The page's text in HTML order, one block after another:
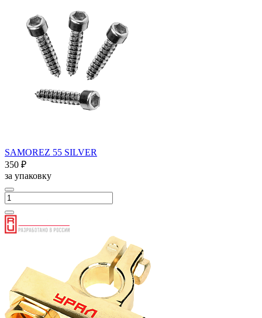
SAMOREZ 55 SILVER
350 ₽
за упаковку